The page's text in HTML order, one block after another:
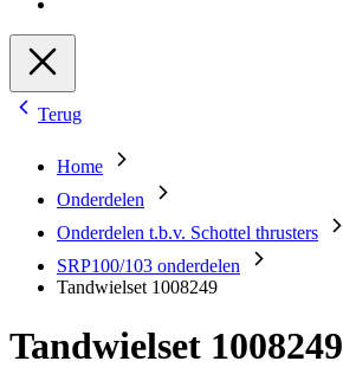
Terug
Home
Onderdelen
Onderdelen t.b.v. Schottel thrusters
SRP100/103 onderdelen
Tandwielset 1008249
Tandwielset 1008249